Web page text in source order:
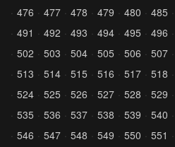
476
477 478 479 480 485
491
492 493 494 495 496
502
503 504 505 506 507
513
514 515 516 517 518
524
525 526 527 528 529
535
536 537 538 539 540
546
547 548 549 550 551